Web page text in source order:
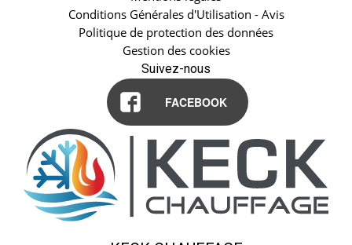
Conditions Générales d'Utilisation - Avis
Politique de protection des données
Gestion des cookies
Suivez-nous
FACEBOOK